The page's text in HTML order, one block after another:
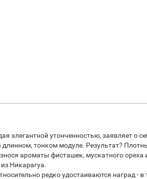
элегантной утонченностью, заявляет о
в длинном, тонком модуле. Результат?
ароматы фисташек, мускатного
Никарагуа.
редко удостаиваются наград -